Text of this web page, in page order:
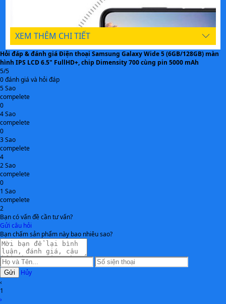
Thiết bị cũng có liên quan đến Galaxy A22 5G nhưng không
phải là bản sao. Galaxy Wide 5 được cung cấp sức mạnh bởi
chip Dimensity 700, con chip 7 nm đã được sử dụng cho Galaxy
A22 5G. Chip này có hai lõi Cortex-A76, GPU Mali-G57 MC2
và modem 5G tốc độ 2,77 Gbps (sub-6) cùng với khả năng hỗ
trợ Wi-Fi 5 và Bluetooth 5.1.
XEM THÊM CHI TIẾT
Hỏi đáp & đánh giá Điện thoại Samsung Galaxy Wide 5 (6GB/128GB) màn
hình IPS LCD 6.5" FullHD+, chip Dimensity 700 cùng pin 5000 mAh
5/5
0 đánh giá và hỏi đáp
5 Sao
compelete
0
4 Sao
compelete
0
3 Sao
compelete
4
2 Sao
compelete
0
1 Sao
compelete
2
Bạn có vấn đề cần tư vấn?
Gửi câu hỏi
Bạn chấm sản phẩm này bao nhiêu sao?
Gửi
Hủy
‹
1
›